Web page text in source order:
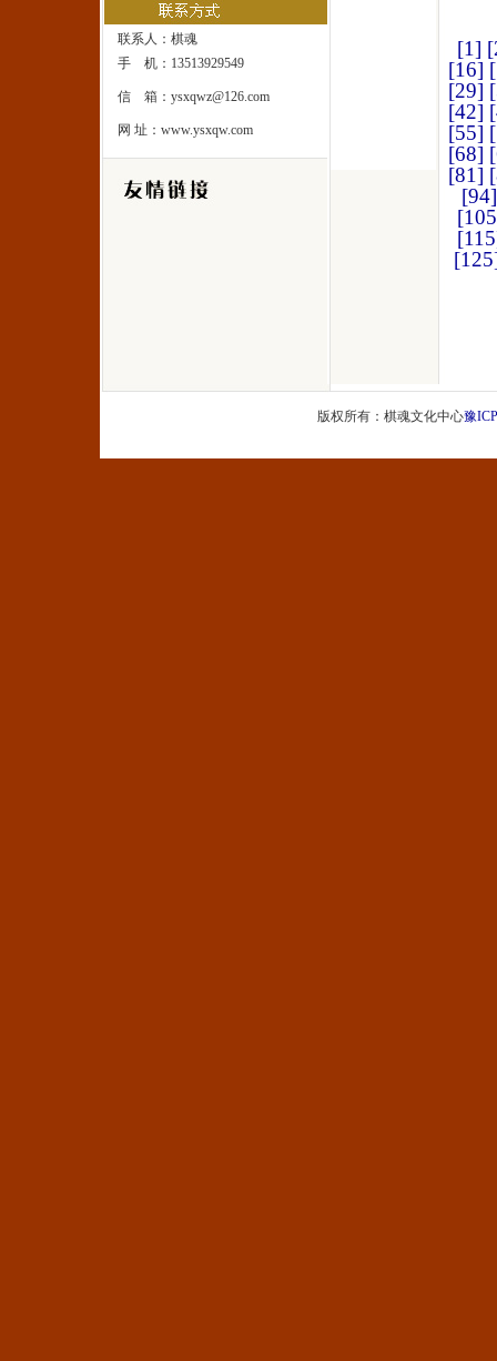
雅士象棋网
一处修身圣地！一座雅士乐园！
联系人：棋魂
手 机：13513929549
信 箱：ysxqwz@126.com
网 址：www.ysxqw.com
[1]
[16]
[29]
[42]
[55]
[68]
[81]
[94]
版权所有：棋魂文化中心豫